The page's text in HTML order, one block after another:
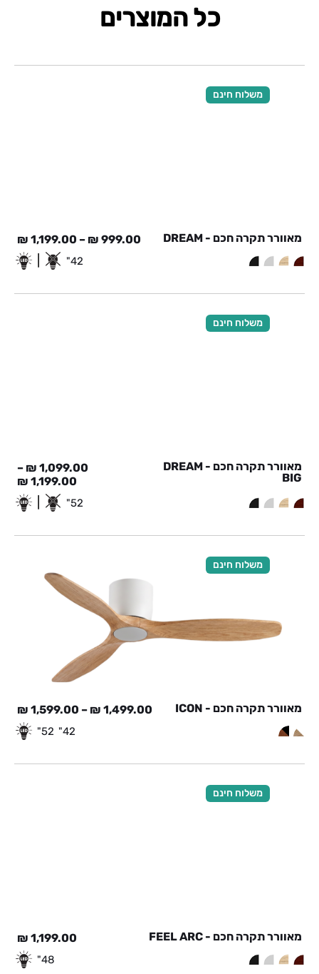
כל המוצרים
משלוח חינם
מאוורר תקרה חכם - DREAM 999.00
₪
–
1,199.00
₪
42"
משלוח חינם
מאוורר תקרה חכם - DREAM
BIG
1,099.00
₪
–
1,199.00
₪
52"
משלוח חינם
מאוורר תקרה חכם - ICON 1,499.00
₪
–
1,599.00
₪
42"
52"
משלוח חינם
מאוורר תקרה חכם - FEEL ARC 1,199.00
₪
48"